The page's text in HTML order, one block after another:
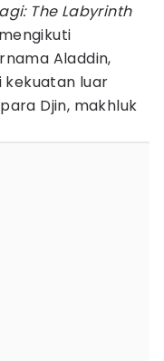
The Labyrinth
Aladdin,
kekuatan luar
Djin, makhluk